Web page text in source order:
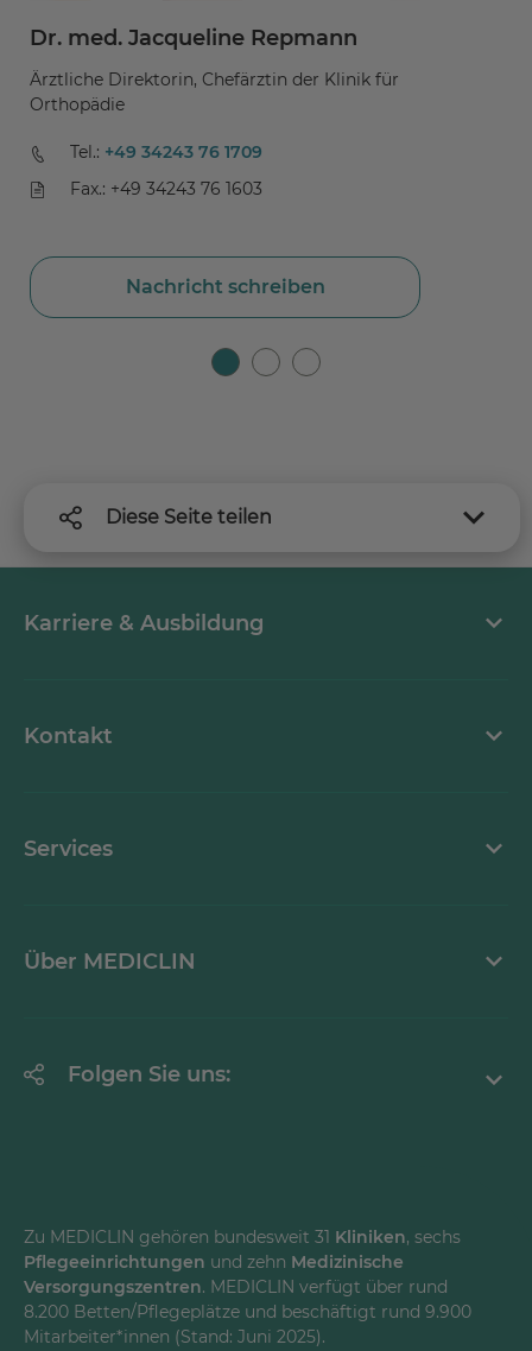
Dr. med. Jacqueline Repmann
Ärztliche Direktorin, Chefärztin der Klinik für
Orthopädie
Tel.: +49 34243 76 1709
Fax.: +49 34243 76 1603
Nachricht schreiben
Diese Seite teilen
Karriere & Ausbildung
Kontakt
Services
Über MEDICLIN
Folgen Sie uns:
Youtube
LinkedInd
Zu MEDICLIN gehören bundesweit 31 Kliniken, sechs
Pflegeeinrichtungen und zehn Medizinische
Versorgungszentren. MEDICLIN verfügt über rund
8.200 Betten/Pflegeplätze und beschäftigt rund 9.900
Mitarbeiter*innen (Stand: Juni 2025).